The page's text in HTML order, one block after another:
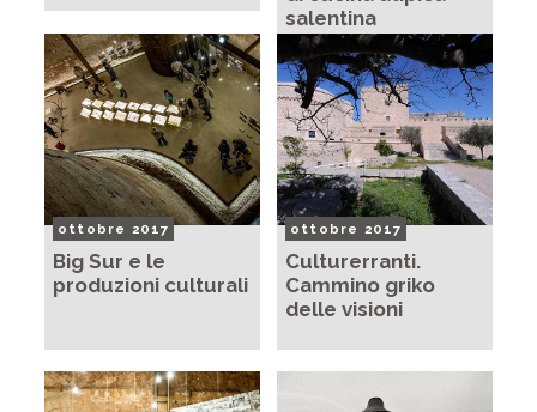
salentina
ottobre 2017
Big Sur e le
produzioni culturali
ottobre 2017
Culturerranti.
Cammino griko
delle visioni